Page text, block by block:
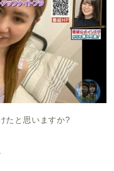
たと思いますか?